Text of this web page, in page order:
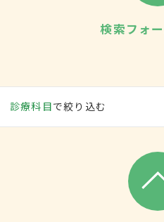
検索フォ
診療科目で絞り込む